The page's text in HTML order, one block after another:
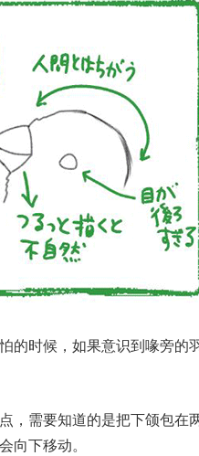
的时候，如果意识到喙旁的
，需要知道的是把下颌包
向下移动。